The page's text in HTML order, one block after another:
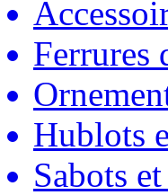
Ferrures
Hublots
Sabots